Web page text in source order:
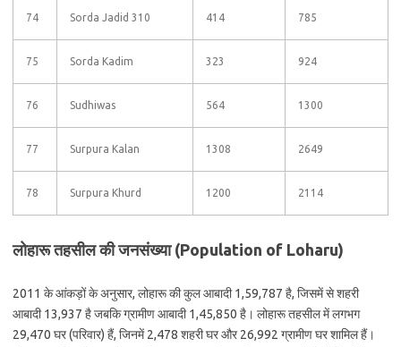
74 Sorda Jadid 310 414 785
75 Sorda Kadim 323 924
76 Sudhiwas 564 1300
77 Surpura Kalan 1308 2649
78 Surpura Khurd 1200 2114
लोहारू तहसील की जनसंख्या (Population of Loharu)
2011 के आंकड़ों के अनुसार, लोहारू की कुल आबादी 1,59,787 है, जिसमें से शहरी
आबादी 13,937 है जबकि ग्रामीण आबादी 1,45,850 है। लोहारू तहसील में लगभग
29,470 घर (परिवार) हैं, जिनमें 2,478 शहरी घर और 26,992 ग्रामीण घर शामिल हैं।